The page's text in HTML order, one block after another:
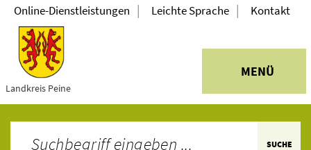
Landkreis Peine
MENÜ
Online-Dienstleistungen | Leichte Sprache | Kontakt
SUCHE